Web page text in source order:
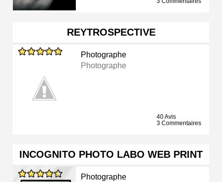
REYTROSPECTIVE
Photographe
Photographe
40 Avis
3 Commentaires
INCOGNITO PHOTO LABO WEB PRINT
Photographe